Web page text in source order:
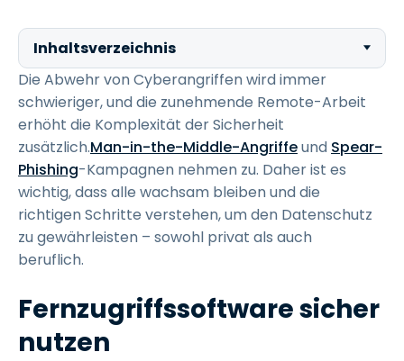
Inhaltsverzeichnis
Die Abwehr von Cyberangriffen wird immer
schwieriger, und die zunehmende Remote-Arbeit
erhöht die Komplexität der Sicherheit
zusätzlich.Man-in-the-Middle-Angriffeund Spear-
Phishing-Kampagnen nehmen zu. Daher ist es
wichtig, dass alle wachsam bleiben und die
richtigen Schritte verstehen, um den Datenschutz
zu gewährleisten – sowohl privat als auch
beruflich.
Fernzugriffssoftware sicher
nutzen